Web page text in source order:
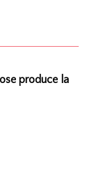
produce la